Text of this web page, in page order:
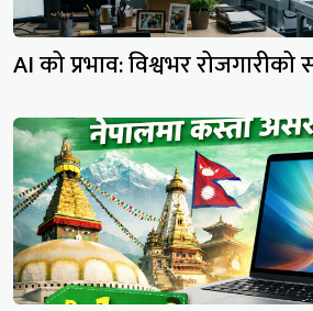
AI को प्रभाव: विश्वभर